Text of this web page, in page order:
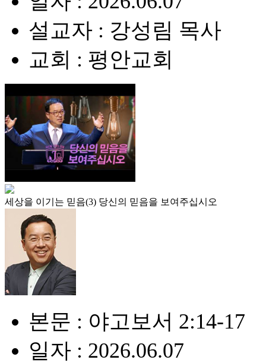
설교자 : 강성림 목사
교회 : 평안교회
세상을 이기는 믿음(3) 당신의 믿음을 보여주십시오
본문 : 야고보서 2:14-17
일자 : 2026.06.07